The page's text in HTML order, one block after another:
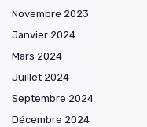
Novembre 2023
Janvier 2024
Mars 2024
Juillet 2024
Septembre 2024
Décembre 2024